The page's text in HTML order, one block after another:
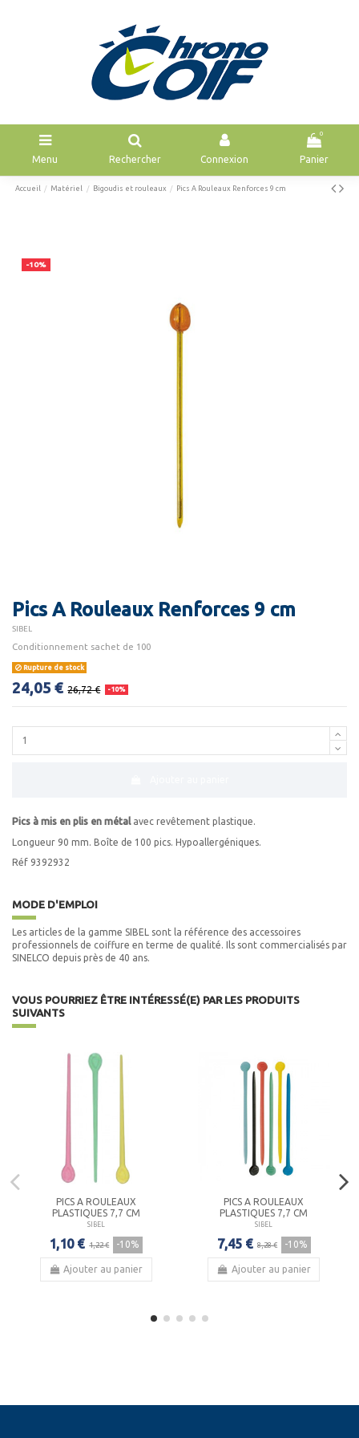
Menu Rechercher Connexion
0
Panier
Accueil Matériel Bigoudis et rouleaux Pics A Rouleaux Renforces 9 cm
-10%
Pics A Rouleaux Renforces 9 cm
SIBEL
Conditionnement sachet de 100
Rupture de stock
24,05 € 26,72 € -10%
Pics à mis en plis en métalavec revêtement plastique.
Longueur 90 mm. Boîte de 100 pics. Hypoallergéniques.
Réf 9392932
MODE D'EMPLOI
Les articles de la gamme SIBEL sont la référence des accessoires
professionnels de coiffure en terme de qualité. Ils sont commercialisés par
SINELCO depuis près de 40 ans.
VOUS POURRIEZ ÊTRE INTÉRESSÉ(E) PAR LES PRODUITS
SUIVANTS
PICS A ROULEAUX
PLASTIQUES 7,7 CM
SIBEL
1,10 € 1,22 € -10%
Ajouter au panier
PICS A ROULEAUX
PLASTIQUES 7,7 CM
SIBEL
7,45 € 8,28 € -10%
Ajouter au panier